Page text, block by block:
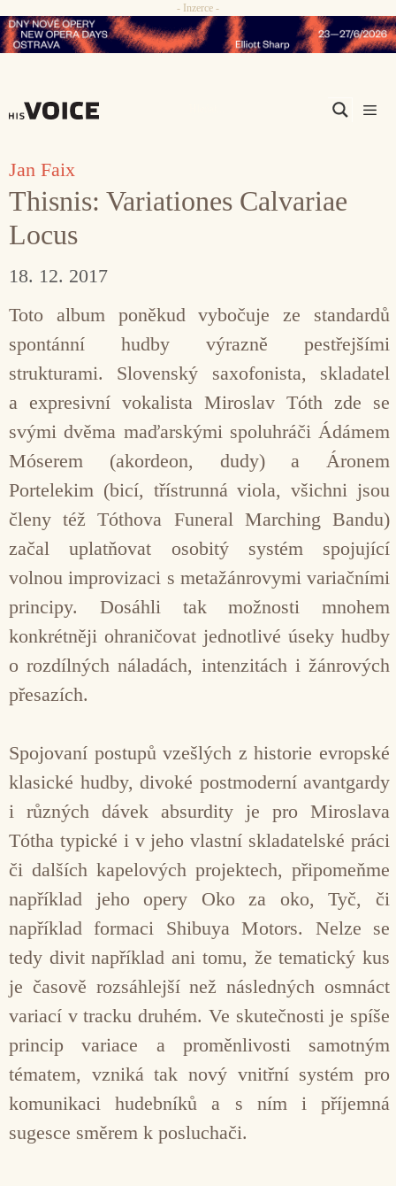
Přeskočit
na
- Inzerce -
Jan Faix
Thisnis: Variationes Calvariae
Locus
18. 12. 2017
Toto album poněkud vybočuje ze standardů
spontánní hudby výrazně pestřejšími
strukturami. Slovenský saxofonista, skladatel
a expresivní vokalista Miroslav Tóth zde se
svými dvěma maďarskými spoluhráči Ádámem
Móserem (akordeon, dudy) a Áronem
Portelekim (bicí, třístrunná viola, všichni jsou
členy též Tóthova Funeral Marching Bandu)
začal uplatňovat osobitý systém spojující
volnou improvizaci s metažánrovymi variačními
principy. Dosáhli tak možnosti mnohem
konkrétněji ohraničovat jednotlivé úseky hudby
o rozdílných náladách, intenzitách i žánrových
přesazích.
Spojovaní postupů vzešlých z historie evropské
klasické hudby, divoké postmoderní avantgardy
i různých dávek absurdity je pro Miroslava
Tótha typické i v jeho vlastní skladatelské práci
či dalších kapelových projektech, připomeňme
například jeho opery Oko za oko, Tyč, či
například formaci Shibuya Motors. Nelze se
tedy divit například ani tomu, že tematický kus
je časově rozsáhlejší než následných osmnáct
variací v tracku druhém. Ve skutečnosti je spíše
princip variace a proměnlivosti samotným
tématem, vzniká tak nový vnitřní systém pro
komunikaci hudebníků a s ním i příjemná
sugesce směrem k posluchači.